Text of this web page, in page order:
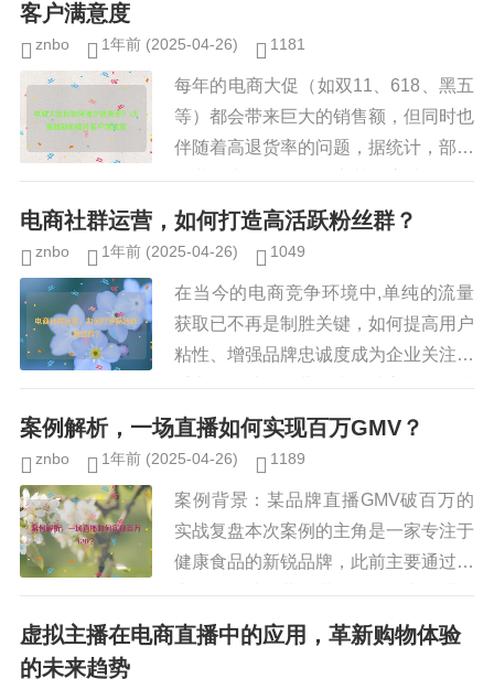
客户满意度
znbo 1年前 (2025-04-26) 1181
每年的电商大促（如双11、618、黑五
等）都会带来巨大的销售额，但同时也
伴随着高退货率的问题，据统计，部分
行业在大促后的退货率甚至高达30%-5
0%，这不仅增加了商家的运营成本，
电商社群运营，如何打造高活跃粉丝群？
znbo 1年前 (2025-04-26) 1049
在当今的电商竞争环境中,单纯的流量
获取已不再是制胜关键，如何提高用户
粘性、增强品牌忠诚度成为企业关注的
重点，而社群运营作为一种高效的私域
流量运营方式，能够帮助企业建立稳定
案例解析，一场直播如何实现百万GMV？
znbo 1年前 (2025-04-26) 1189
案例背景：某品牌直播GMV破百万的
实战复盘本次案例的主角是一家专注于
健康食品的新锐品牌，此前主要通过电
商平台和社群营销进行销售，为了进一
步提升品牌影响力并拓展新用户，该品
虚拟主播在电商直播中的应用，革新购物体验
的未来趋势